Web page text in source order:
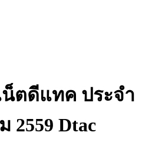
น็ตดีแทค ประจำ
2559 Dtac